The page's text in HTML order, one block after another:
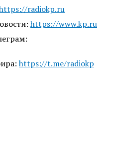
radiokp.ru
https://www.kp.ru
https://t.me/radiokp